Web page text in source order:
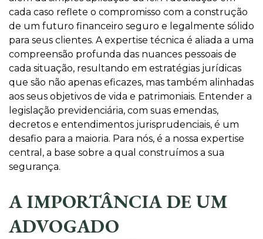
cada caso reflete o compromisso com a construção
de um futuro financeiro seguro e legalmente sólido
para seus clientes. A expertise técnica é aliada a uma
compreensão profunda das nuances pessoais de
cada situação, resultando em estratégias jurídicas
que são não apenas eficazes, mas também alinhadas
aos seus objetivos de vida e patrimoniais. Entender a
legislação previdenciária, com suas emendas,
decretos e entendimentos jurisprudenciais, é um
desafio para a maioria. Para nós, é a nossa expertise
central, a base sobre a qual construímos a sua
segurança.
A IMPORTÂNCIA DE UM
ADVOGADO